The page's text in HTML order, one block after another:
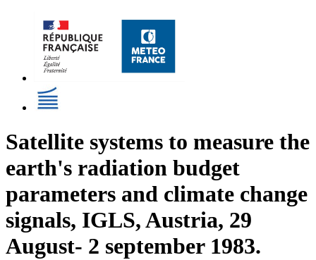
Satellite systems to measure the
earth's radiation budget
parameters and climate change
signals, IGLS, Austria, 29
August- 2 september 1983.